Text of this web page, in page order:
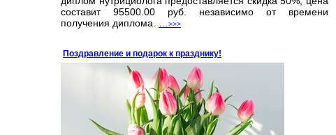
составит 95500.00 руб. независимо от времени
получения диплома.
>>>
Поздравление и подарок к празднику!